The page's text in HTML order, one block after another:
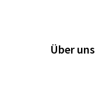
Über uns